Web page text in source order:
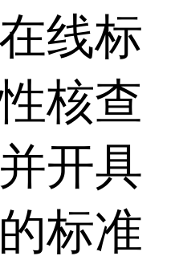
线标
核查
开具
标准